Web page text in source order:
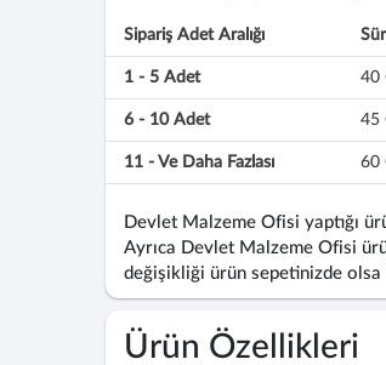
Sipariş Adet Aralığı
1 - 5 Adet 40
6 - 10 Adet 45
11 - Ve Daha Fazlası 60
Devlet Malzeme Ofisi yaptığı
Ayrıca Devlet Malzeme Ofisi
değişikliği ürün sepetinizde
Ürün Özellikleri